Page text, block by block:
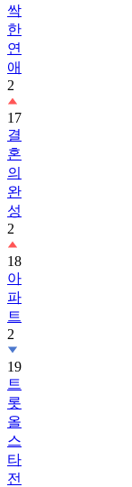
싹
한
연
애
2
17
결
혼
의
완
성
2
18
아
파
트
2
19
트
롯
올
스
타
전